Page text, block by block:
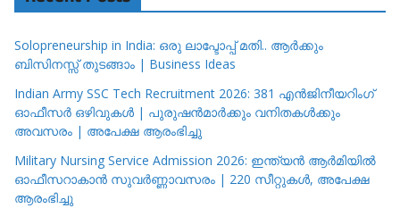
Solopreneurship in India: ഒരു ലാപ്ടോപ്പ് മതി.. ആർക്കും
ബിസിനസ്സ് തുടങ്ങാം | Business Ideas
Indian Army SSC Tech Recruitment 2026: 381 എൻജിനീയറിംഗ്
ഓഫീസർ ഒഴിവുകൾ | പുരുഷൻമാർക്കും വനിതകൾക്കും
അവസരം | അപേക്ഷ ആരംഭിച്ചു
Military Nursing Service Admission 2026: ഇന്ത്യൻ ആർമിയിൽ
ഓഫീസറാകാൻ സുവർണ്ണാവസരം | 220 സീറ്റുകൾ, അപേക്ഷ
ആരംഭിച്ചു